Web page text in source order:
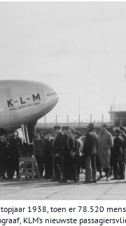
1938, toen er 78.520
KLM’s nieuwste